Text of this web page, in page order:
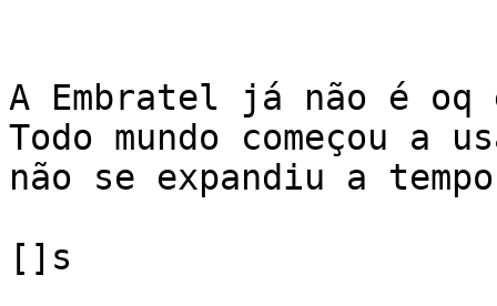
A Embratel já não é
Todo mundo começou a
não se expandiu a
[]s